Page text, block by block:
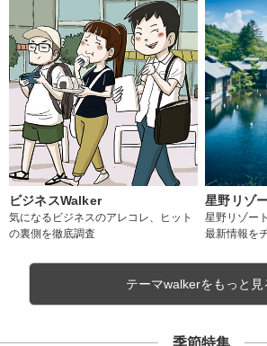
ビジネスWalker
気になるビジネスのアレコレ、ヒット
の裏側を徹底調査
星野リゾ
星野リゾー
最新情報を
テーマwalkerをもっと見
季節特集